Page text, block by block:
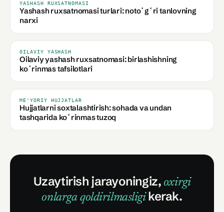
YASHASH RUXSATNOMASI
Yashash ruxsatnomasi turlari: notoʻgʻri tanlovning
narxi
OILAVIY YASHASH
Oilaviy yashash ruxsatnomasi: birlashishning
koʻrinmas tafsilotlari
ME'YORIY HUJJATLAR
Hujjatlarni soxtalashtirish: sohada va undan
tashqarida koʻrinmas tuzoq
Uzaytirish jarayoningiz, oxirgi
onlarga qoldirilmasligikerak.